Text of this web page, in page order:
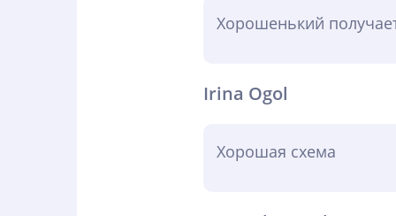
Хорошенький
Irina Ogol
Хорошая схема